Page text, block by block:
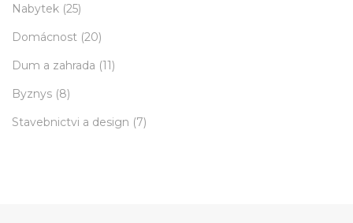
Nabytek (25)
Domácnost (20)
Dum a zahrada (11)
Byznys (8)
Stavebnictvi a design (7)